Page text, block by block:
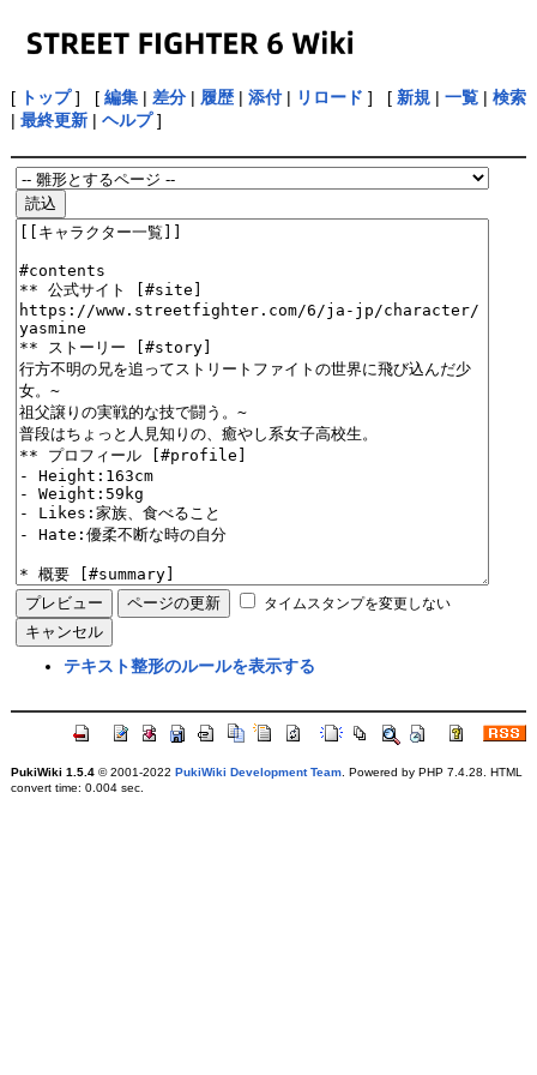
[ トップ] [ 編集| 差分| 履歴| 添付| リロード ] [ 新規| 一覧| 検索
| 最終更新| ヘルプ]
タイムスタンプを変更しない
テキスト整形のルールを表示する
PukiWiki 1.5.4© 2001-2022 PukiWiki Development Team. Powered by PHP 7.4.28. HTML
convert time: 0.004 sec.